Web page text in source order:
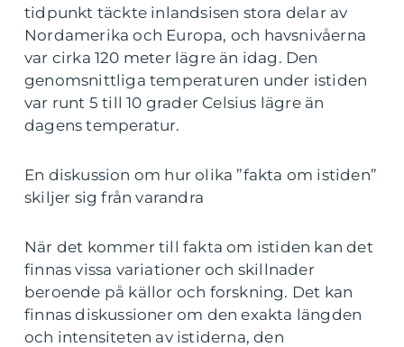
tidpunkt täckte inlandsisen stora delar av
Nordamerika och Europa, och havsnivåerna
var cirka 120 meter lägre än idag. Den
genomsnittliga temperaturen under istiden
var runt 5 till 10 grader Celsius lägre än
dagens temperatur.
En diskussion om hur olika ”fakta om istiden”
skiljer sig från varandra
När det kommer till fakta om istiden kan det
finnas vissa variationer och skillnader
beroende på källor och forskning. Det kan
finnas diskussioner om den exakta längden
och intensiteten av istiderna, den